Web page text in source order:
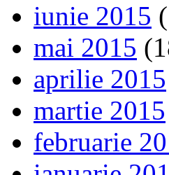
iunie 2015
mai 2015
aprilie 2015
martie 2015
februarie